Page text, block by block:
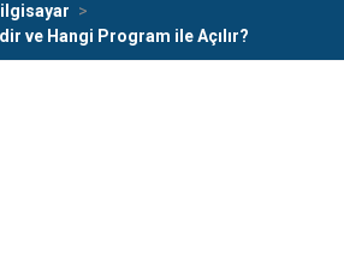
ve Hangi Program ile Açılır?